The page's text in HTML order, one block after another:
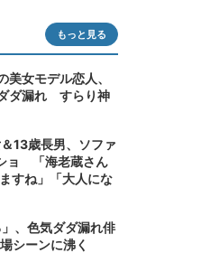
もっと見る
女モデル恋人、
ダ漏れ すらり神
13歳長男、ソファ
ョ 「海老蔵さん
すね」「大人にな
、色気ダダ漏れ俳
シーンに沸く